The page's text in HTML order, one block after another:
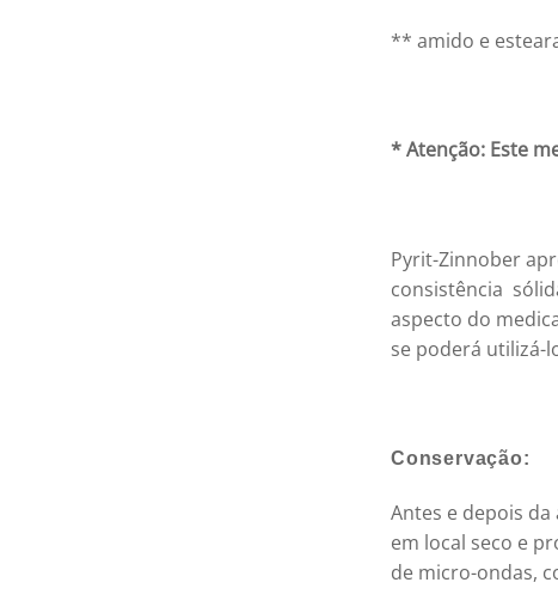
** amido e
* Atenção: Este
Pyrit-Zinnober
consistência
aspecto do
se poderá utilizá-
Conservação:
Antes e depois
em local seco e
de micro-ondas,